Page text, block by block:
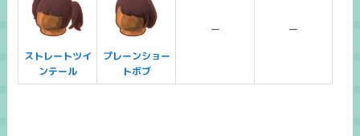
ストレートツイ
ンテール
プレーンショー
トボブ
ー ー